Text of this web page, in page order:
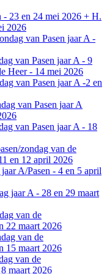
- 23 en 24 mei 2026 + H.
2026
van Pasen jaar A -
van Pasen jaar A - 9
Heer - 14 mei 2026
van Pasen jaar A -2 en
van Pasen jaar A
van Pasen jaar A - 18
zondag van de
en 12 april 2026
A/Pasen - 4 en 5 april
jaar A - 28 en 29 maart
van de
22 maart 2026
van de
15 maart 2026
van de
maart 2026